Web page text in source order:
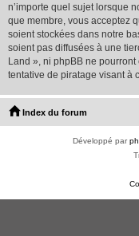
n’importe quel sujet lorsque
que membre, vous acceptez
soient stockées dans notre
soient pas diffusées à une
Land », ni phpBB ne
tentative de piratage visant à
Index du forum
Développé par